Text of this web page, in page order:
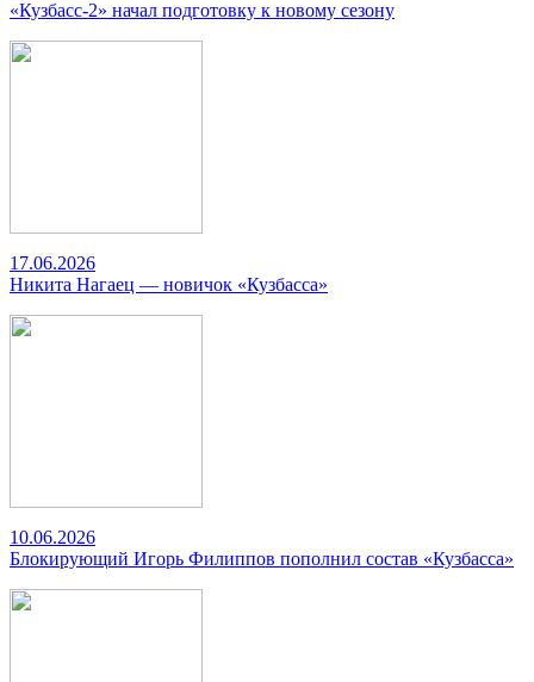
«Кузбасс-2» начал подготовку к новому сезону
17.06.2026
Никита Нагаец — новичок «Кузбасса»
10.06.2026
Блокирующий Игорь Филиппов пополнил состав «Кузбасса»